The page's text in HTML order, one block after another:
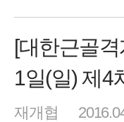
[대한근골
1일(일) 제4
재개협